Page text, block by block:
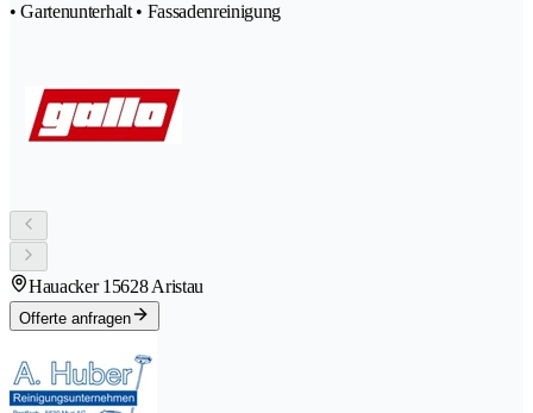
• Gartenunterhalt • Fassadenreinigung
Hauacker 1 5628 Aristau
Offerte anfragen